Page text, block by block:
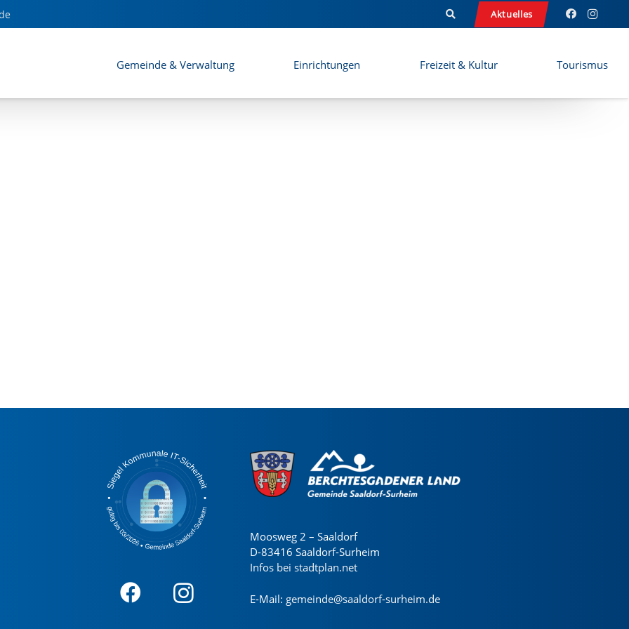
Aktuelles
Gemeinde & Verwaltung Einrichtungen Freizeit & Kultur Tourismus
Moosweg 2 – Saaldorf
D-83416 Saaldorf-Surheim
Infos bei stadtplan.net
E-Mail: gemeinde@saaldorf-surheim.de